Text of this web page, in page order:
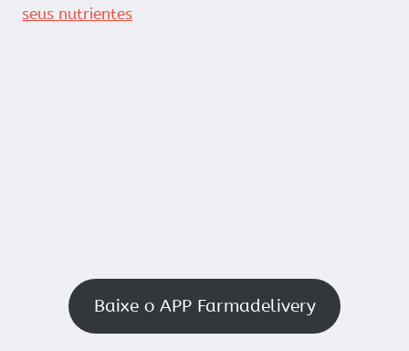
seus nutrientes
Baixe o APP Farmadelivery